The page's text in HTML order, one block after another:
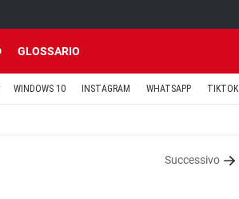
GLOSSARIO
WINDOWS 10 INSTAGRAM WHATSAPP TIKTOK
Successivo